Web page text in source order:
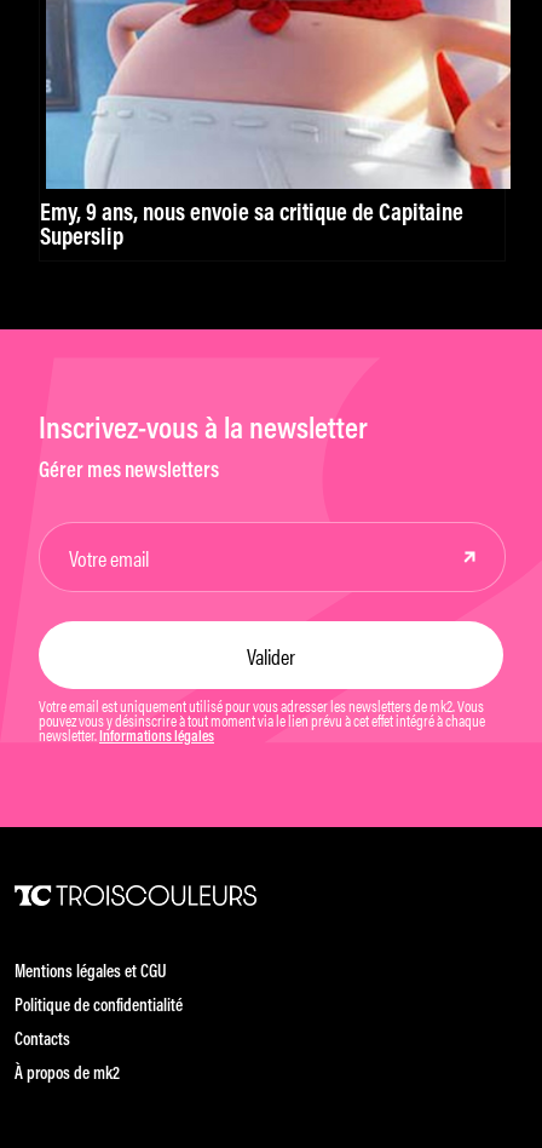
Emy, 9 ans, nous envoie sa critique de Capitaine
Superslip
Inscrivez-vous à la newsletter
Gérer mes newsletters
Votre email est uniquement utilisé pour vous adresser les newsletters de mk2. Vous
pouvez vous y désinscrire à tout moment via le lien prévu à cet effet intégré à chaque
newsletter. Informations légales
Mentions légales et CGU
Politique de confidentialité
Contacts
À propos de mk2